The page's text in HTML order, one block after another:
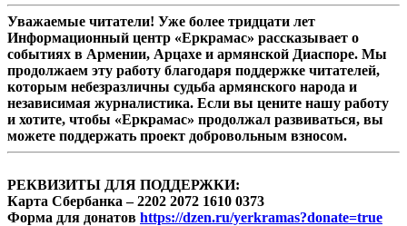
Уважаемые читатели! Уже более тридцати лет
Информационный центр «Еркрамас» рассказывает о
событиях в Армении, Арцахе и армянской Диаспоре. Мы
продолжаем эту работу благодаря поддержке читателей,
которым небезразличны судьба армянского народа и
независимая журналистика. Если вы цените нашу работу
и хотите, чтобы «Еркрамас» продолжал развиваться, вы
можете поддержать проект добровольным взносом.
РЕКВИЗИТЫ ДЛЯ ПОДДЕРЖКИ:
Карта Сбербанка – 2202 2072 1610 0373
Форма для донатов https://dzen.ru/yerkramas?donate=true